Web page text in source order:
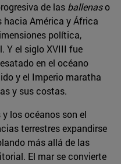
de las ballenaso
América y África
política,
Y el siglo XVIII fue
en el océano
y el Imperio maratha
y sus costas.
los océanos son el
terrestres expandirse
más allá de las
El mar se convierte